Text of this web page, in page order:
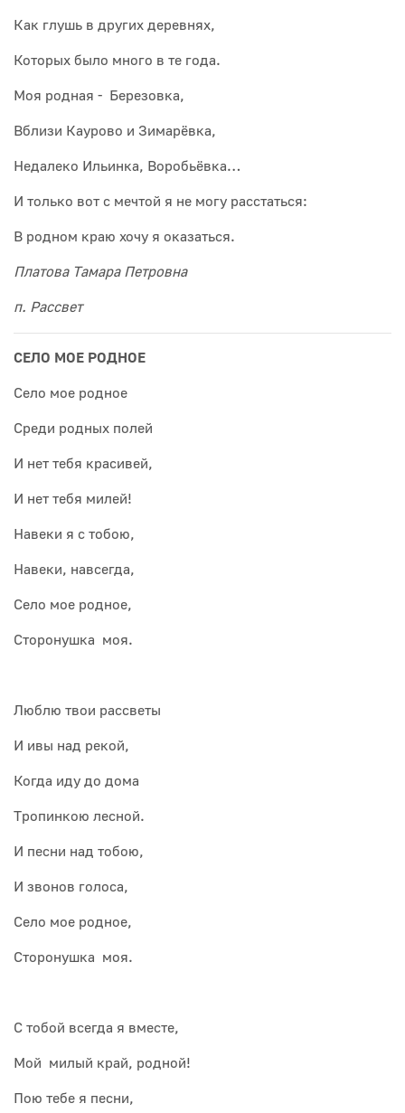
Как глушь в других деревнях,
Которых было много в те года.
Моя родная - Березовка,
Вблизи Каурово и Зимарёвка,
Недалеко Ильинка, Воробьёвка…
И только вот с мечтой я не могу расстаться:
В родном краю хочу я оказаться.
Платова Тамара Петровна
п. Рассвет
СЕЛО МОЕ РОДНОЕ
Село мое родное
Среди родных полей
И нет тебя красивей,
И нет тебя милей!
Навеки я с тобою,
Навеки, навсегда,
Село мое родное,
Сторонушка моя.
Люблю твои рассветы
И ивы над рекой,
Когда иду до дома
Тропинкою лесной.
И песни над тобою,
И звонов голоса,
Село мое родное,
Сторонушка моя.
С тобой всегда я вместе,
Мой милый край, родной!
Пою тебе я песни,